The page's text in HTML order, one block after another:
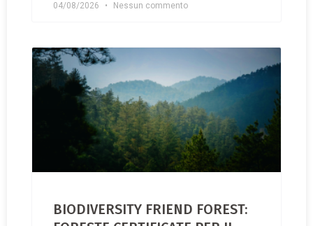
04/08/2026 Nessun commento
BIODIVERSITY FRIEND FOREST: